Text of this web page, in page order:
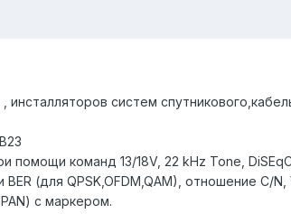
систем
команд 13/18V, 22 kHz Tone, DiSEqC
(для QPSK,OFDM,QAM), отношение C/N,
с маркером.